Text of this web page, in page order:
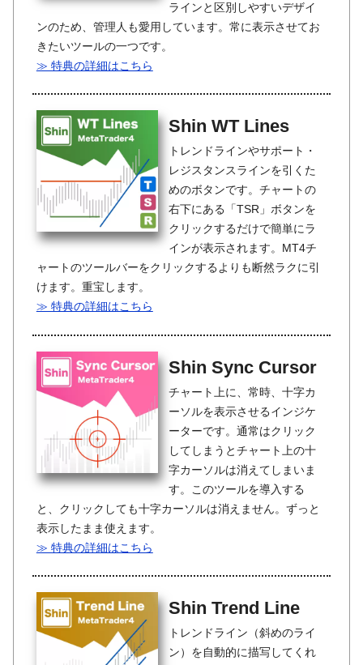
ラインと区別しやすいデザイ
ンのため、管理人も愛用しています。常に表示させてお
きたいツールの一つです。
≫ 特典の詳細はこちら
Shin WT Lines
トレンドラインやサポート・
レジスタンスラインを引くた
めのボタンです。チャートの
右下にある「TSR」ボタンを
クリックするだけで簡単にラ
インが表示されます。MT4チ
ャートのツールバーをクリックするよりも断然ラクに引
けます。重宝します。
≫ 特典の詳細はこちら
Shin Sync Cursor
チャート上に、常時、十字カ
ーソルを表示させるインジケ
ーターです。通常はクリック
してしまうとチャート上の十
字カーソルは消えてしまいま
す。このツールを導入する
と、クリックしても十字カーソルは消えません。ずっと
表示したまま使えます。
≫ 特典の詳細はこちら
Shin Trend Line
トレンドライン（斜めのライ
ン）を自動的に描写してくれ